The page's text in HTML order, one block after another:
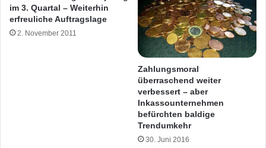
im 3. Quartal – Weiterhin
erfreuliche Auftragslage
2. November 2011
Zahlungsmoral
überraschend weiter
verbessert – aber
Inkassounternehmen
befürchten baldige
Trendumkehr
30. Juni 2016